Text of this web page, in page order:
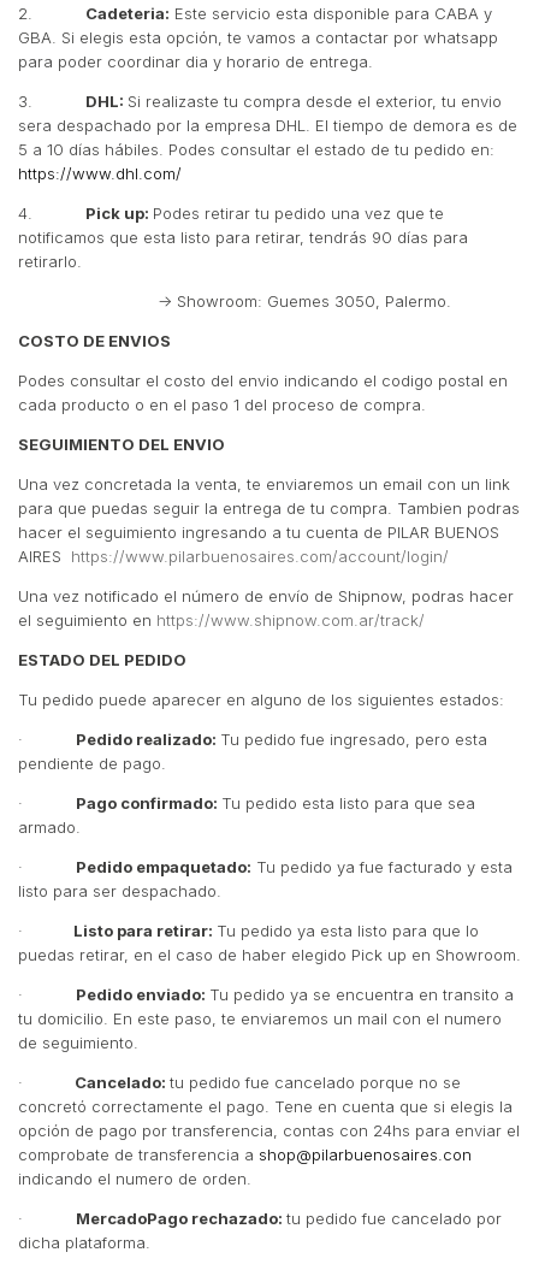
2. Cadeteria: Este servicio esta disponible para CABA y
GBA. Si elegis esta opción, te vamos a contactar por whatsapp
para poder coordinar dia y horario de entrega.
3. DHL: Si realizaste tu compra desde el exterior, tu envio
sera despachado por la empresa DHL. El tiempo de demora es de
5 a 10 días hábiles. Podes consultar el estado de tu pedido en:
https://www.dhl.com/
4. Pick up: Podes retirar tu pedido una vez que te
notificamos que esta listo para retirar, tendrás 90 días para
retirarlo.
-> Showroom: Guemes 3050, Palermo.
COSTO DE ENVIOS
Podes consultar el costo del envio indicando el codigo postal en
cada producto o en el paso 1 del proceso de compra.
SEGUIMIENTO DEL ENVIO
Una vez concretada la venta, te enviaremos un email con un link
para que puedas seguir la entrega de tu compra. Tambien podras
hacer el seguimiento ingresando a tu cuenta de PILAR BUENOS
AIRES https://www.pilarbuenosaires.com/account/login/
Una vez notificado el número de envío de Shipnow, podras hacer
el seguimiento en https://www.shipnow.com.ar/track/
ESTADO DEL PEDIDO
Tu pedido puede aparecer en alguno de los siguientes estados:
· Pedido realizado: Tu pedido fue ingresado, pero esta
pendiente de pago.
· Pago confirmado: Tu pedido esta listo para que sea
armado.
· Pedido empaquetado: Tu pedido ya fue facturado y esta
listo para ser despachado.
· Listo para retirar: Tu pedido ya esta listo para que lo
puedas retirar, en el caso de haber elegido Pick up en Showroom.
· Pedido enviado: Tu pedido ya se encuentra en transito a
tu domicilio. En este paso, te enviaremos un mail con el numero
de seguimiento.
· Cancelado: tu pedido fue cancelado porque no se
concretó correctamente el pago. Tene en cuenta que si elegis la
opción de pago por transferencia, contas con 24hs para enviar el
comprobate de transferencia a shop@pilarbuenosaires.con
indicando el numero de orden.
· MercadoPago rechazado: tu pedido fue cancelado por
dicha plataforma.